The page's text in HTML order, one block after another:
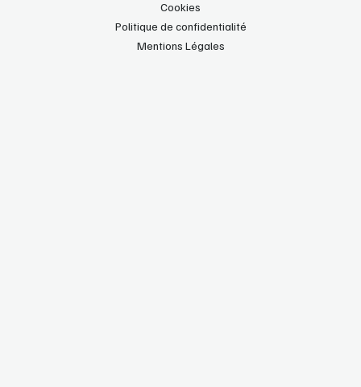
Cookies
Politique de confidentialité
Mentions Légales